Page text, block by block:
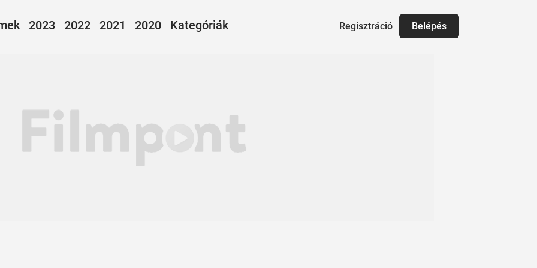
2023 2022 2021 2020 Kategóriák Belépés
Regisztráció